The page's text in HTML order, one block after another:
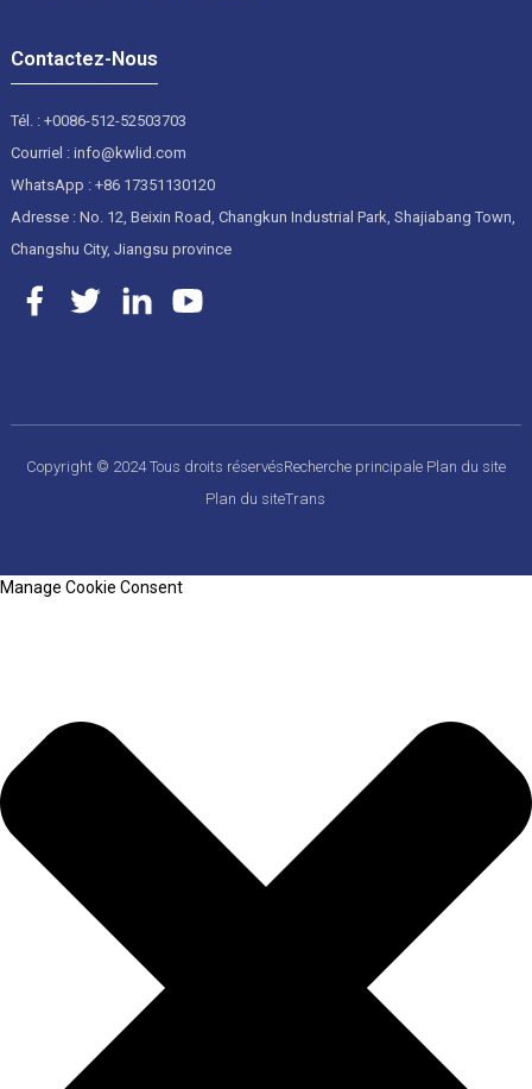
Contactez-Nous
Tél. : +0086-512-52503703
Courriel : info@kwlid.com
WhatsApp : +86 17351130120
Adresse : No. 12, Beixin Road, Changkun Industrial Park, Shajiabang Town,
Changshu City, Jiangsu province
Copyright © 2024 Tous droits réservésRecherche principale Plan du site
Plan du siteTrans
Manage Cookie Consent